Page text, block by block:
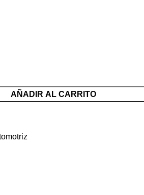
AÑADIR AL CARRITO